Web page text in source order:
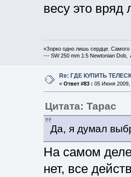
весу это
«Зорко одно лишь сердце.
--- SW 250 mm 1:5 Newtonian
Re: ГДЕ КУПИТЬ
« Ответ #83 : 05 Июня 2009,
Цитата: Тарас
Да, я думал
На самом
нет, все